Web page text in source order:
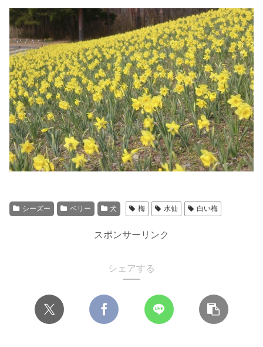
シーズー ベリー 犬 梅 水仙 白い梅
スポンサーリンク
シェアする